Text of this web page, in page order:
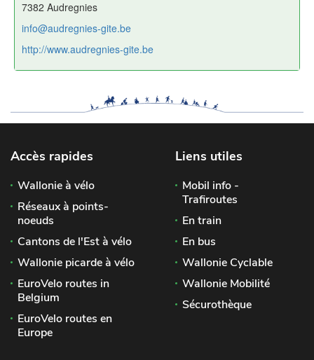
7382 Audregnies
info@audregnies-gite.be
http://www.audregnies-gite.be
Accès rapides
Wallonie à vélo
Réseaux à points-
noeuds
Cantons de l'Est à vélo
Wallonie picarde à vélo
EuroVelo routes in
Belgium
EuroVelo routes en
Europe
Liens utiles
Mobil info -
Trafiroutes
En train
En bus
Wallonie Cyclable
Wallonie Mobilité
Sécurothèque